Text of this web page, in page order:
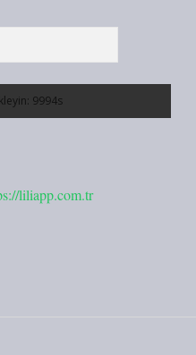
liliapp.com.tr